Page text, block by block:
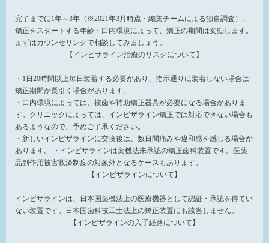
完了までに1年～3年（※2021年3月時点・編集チームによる独自調査）。
矯正をスタートする年齢・口内環境によって、矯正の期間は変動します。
まずはカウンセリングで相談してみましょう。
【インビザライン治療のリスクについて】
・1日20時間以上毎日装着する必要があり、指示通りに装着しない場合は
矯正期間が長引く場合があります。
・口内環境によっては、抜歯や補助矯正器具が必要になる場合がありま
す。クリニックによっては、インビザライン矯正では対応できない場合も
あるようなので、予めご了承ください。
・新しいインビザラインに交換後は、数日間痛みや違和感を感じる場合が
あります。 ・インビザラインは薬機法未承認の矯正歯科装置です。医薬
品副作用被害救済制度の対象外となるケースもあります。
【インビザラインについて】
インビザラインは、日本国薬機法上の医療機器として認証・承認を得てい
ない装置です。日本国歯科技工士法上の矯正装置にも該当しません。
【インビザラインの入手経路について】